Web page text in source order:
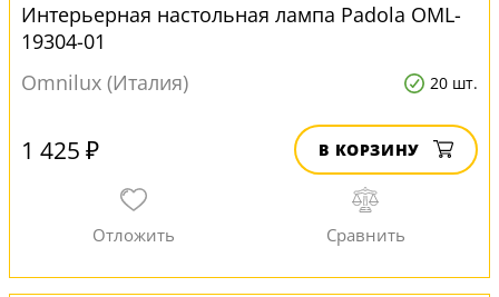
Интерьерная настольная лампа Padola OML-
19304-01
Omnilux (Италия)
20 шт.
1 425 ₽ В КОРЗИНУ